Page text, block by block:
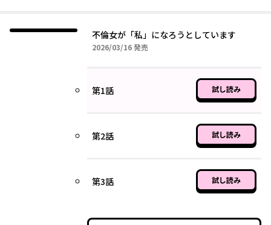
不倫女が「私」になろうとしています
2026/03/162026年03月16日
発売
第1話 試し読み
第2話 試し読み
第3話 試し読み